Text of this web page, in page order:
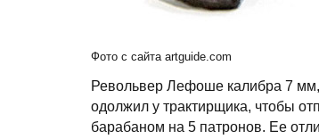
Фото с сайта artguide.com
Револьвер Лефоше калибра 7 мм,
одолжил у трактирщика, чтобы
барабаном на 5 патронов. Ее